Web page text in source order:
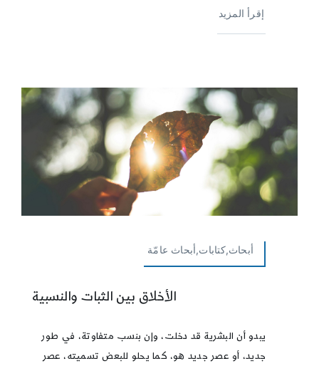
إقرأ المزيد
أبحاث,كتابات,أبحاث عامّة
الأخلاق بين الثبات والنسبية
يبدو أن البشرية قد دخلت، وإن بنسب متفاوتة، في طور
جديد، أو عصر جديد هو، كما يحلو للبعض تسميته، عصر